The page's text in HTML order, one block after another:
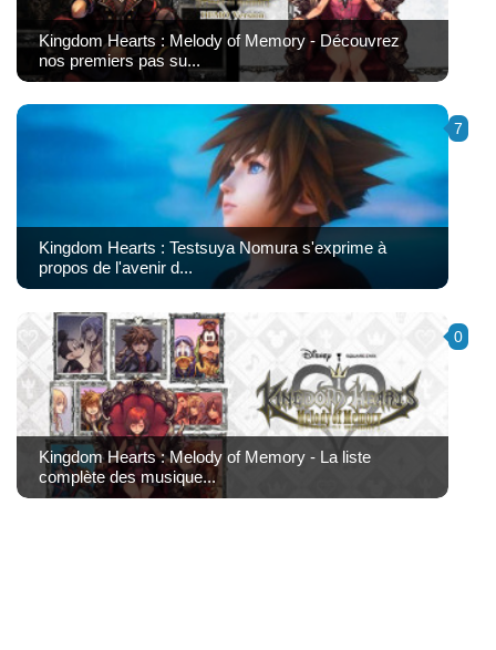
Kingdom Hearts : Melody of Memory - Découvrez
nos premiers pas su...
7
Kingdom Hearts : Testsuya Nomura s'exprime à
propos de l'avenir d...
0
Kingdom Hearts : Melody of Memory - La liste
complète des musique...